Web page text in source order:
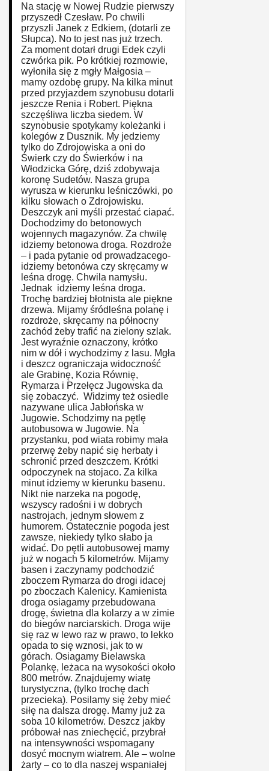
Na stację w Nowej Rudzie pierwszy
przyszedł Czesław. Po chwili
przyszli Janek z Edkiem, (dotarli ze
Słupca). No to jest nas już trzech.
Za moment dotarł drugi Edek czyli
czwórka pik. Po krótkiej rozmowie,
wyłoniła się z mgły Małgosia –
mamy ozdobę grupy. Na kilka minut
przed przyjazdem szynobusu dotarli
jeszcze Renia i Robert. Piękna
szczęśliwa liczba siedem. W
szynobusie spotykamy koleżanki i
kolegów z Dusznik. My jedziemy
tylko do Zdrojowiska a oni do
Świerk czy do Świerków i na
Włodzicka Górę, dziś zdobywaja
koronę Sudetów. Nasza grupa
wyrusza w kierunku leśniczówki, po
kilku słowach o Zdrojowisku.
Deszczyk ani myśli przestać ciapać.
Dochodzimy do betonowych
wojennych magazynów. Za chwilę
idziemy betonowa droga. Rozdroże
– i pada pytanie od prowadzacego-
idziemy betonówa czy skręcamy w
leśna drogę. Chwila namysłu.
Jednak idziemy leśna droga.
Trochę bardziej błotnista ale piękne
drzewa. Mijamy śródleśna polanę i
rozdroże, skręcamy na północny
zachód żeby trafić na zielony szlak.
Jest wyraźnie oznaczony, krótko
nim w dół i wychodzimy z lasu. Mgła
i deszcz ograniczaja widoczność
ale Grabinę, Kozia Równię,
Rymarza i Przełęcz Jugowska da
się zobaczyć. Widzimy też osiedle
nazywane ulica Jabłońska w
Jugowie. Schodzimy na pętlę
autobusowa w Jugowie. Na
przystanku, pod wiata robimy mała
przerwę żeby napić się herbaty i
schronić przed deszczem. Krótki
odpoczynek na stojaco. Za kilka
minut idziemy w kierunku basenu.
Nikt nie narzeka na pogodę,
wszyscy radośni i w dobrych
nastrojach, jednym słowem z
humorem. Ostatecznie pogoda jest
zawsze, niekiedy tylko słabo ja
widać. Do pętli autobusowej mamy
już w nogach 5 kilometrów. Mijamy
basen i zaczynamy podchodzić
zboczem Rymarza do drogi idacej
po zboczach Kalenicy. Kamienista
droga osiagamy przebudowana
drogę, świetna dla kolarzy a w zimie
do biegów narciarskich. Droga wije
się raz w lewo raz w prawo, to lekko
opada to się wznosi, jak to w
górach. Osiagamy Bielawska
Polankę, leżaca na wysokości około
800 metrów. Znajdujemy wiatę
turystyczna, (tylko trochę dach
przecieka). Posilamy się żeby mieć
siłę na dalsza drogę. Mamy już za
soba 10 kilometrów. Deszcz jakby
próbował nas zniechęcić, przybrał
na intensywności wspomagany
dosyć mocnym wiatrem. Ale – wolne
żarty – co to dla naszej wspaniałej